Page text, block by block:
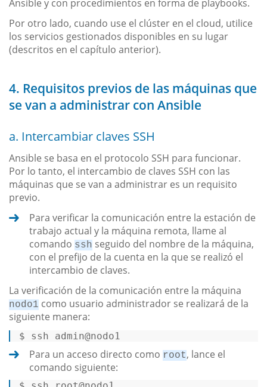
Ansible y con procedimientos en forma de playbooks.
Por otro lado, cuando use el clúster en el cloud, utilice
los servicios gestionados disponibles en su lugar
(descritos en el capítulo anterior).
4. Requisitos previos de las máquinas que
se van a administrar con Ansible
a. Intercambiar claves SSH
Ansible se basa en el protocolo SSH para funcionar.
Por lo tanto, el intercambio de claves SSH con las
máquinas que se van a administrar es un requisito
previo.
Para verificar la comunicación entre la estación de
trabajo actual y la máquina remota, llame al
comando ssh seguido del nombre de la máquina,
con el prefijo de la cuenta en la que se realizó el
intercambio de claves.
La verificación de la comunicación entre la máquina
nodo1 como usuario administrador se realizará de la
siguiente manera:
$ ssh admin@nodo1
Para un acceso directo como root, lance el
comando siguiente: